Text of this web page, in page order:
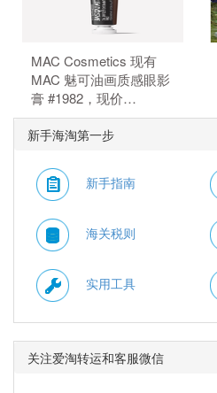
MAC Cosmetics 现有
MAC 魅可油画质感眼影
膏 #1982，现价
$30.00（约202.93
元）。 无需使用优惠
新手海淘第一步
新手指南
海关税则
实用工具
关注爱淘转运和客服微信